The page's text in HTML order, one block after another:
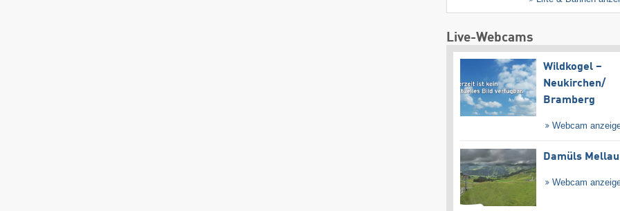
Live-Webcams
Wildkogel –
Neukirchen/​
Bramberg
Webcam
Damüls Mellau
Webcam